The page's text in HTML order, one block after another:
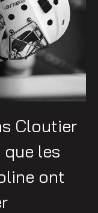
Cloutier
que les
ont